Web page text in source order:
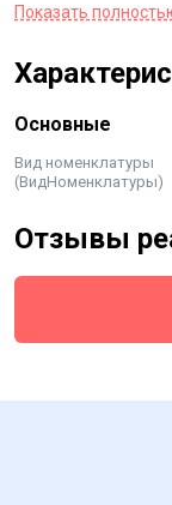
глубину 2-3 см.
когда растение
Подробности и
Показать
Основные
Вид номенклатуры
(ВидНоменклатуры)
Отзывы